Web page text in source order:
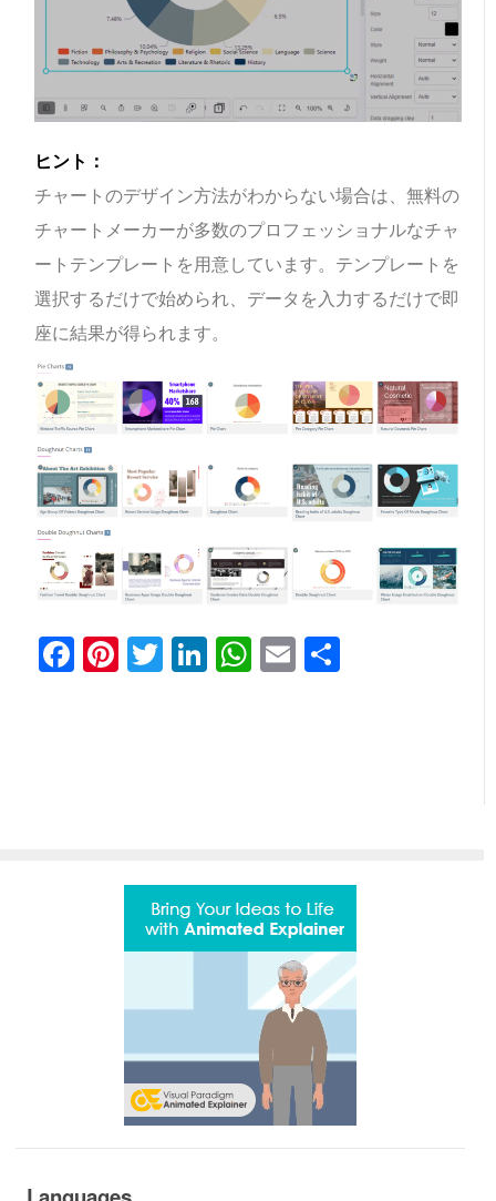
ヒント：
チャートのデザイン方法がわからない場合は、無料の
チャートメーカーが多数のプロフェッショナルなチャ
ートテンプレートを用意しています。テンプレートを
選択するだけで始められ、データを入力するだけで即
座に結果が得られます。
Facebook
Pinterest
Twitter
LinkedIn
WhatsApp
Email